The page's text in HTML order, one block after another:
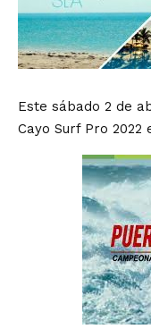
Este sábado 2 de
Cayo Surf Pro